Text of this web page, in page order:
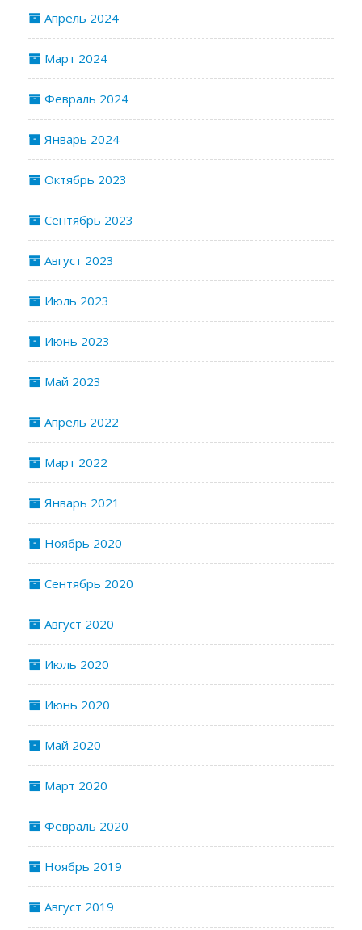
Апрель 2024
Март 2024
Февраль 2024
Январь 2024
Октябрь 2023
Сентябрь 2023
Август 2023
Июль 2023
Июнь 2023
Май 2023
Апрель 2022
Март 2022
Январь 2021
Ноябрь 2020
Сентябрь 2020
Август 2020
Июль 2020
Июнь 2020
Май 2020
Март 2020
Февраль 2020
Ноябрь 2019
Август 2019